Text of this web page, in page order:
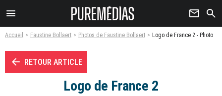
menu newsletter search
Accueil Faustine Bollaert Photos de Faustine Bollaert Logo de France 2 - Photo
arrow_left RETOUR ARTICLE
Logo de France 2